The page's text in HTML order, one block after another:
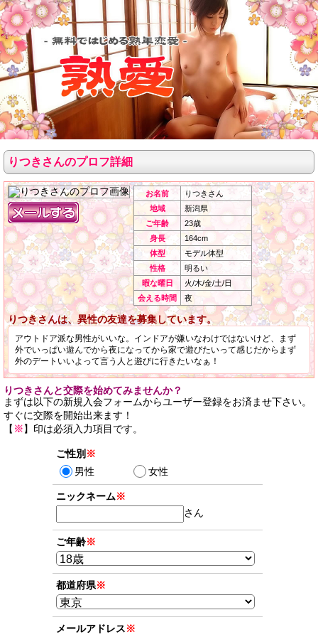
りつきさんのプロフ詳細
お名前
りつきさん
地域
新潟県
ご年齢
23歳
身長
164cm
体型
モデル体型
性格
明るい
暇な曜日
火/木/金/土/日
会える時間
夜
りつきさんは、異性の友達を募集しています。
アウトドア派な男性がいいな。インドアが嫌いなわけではないけど、まず
外でいっぱい遊んでから夜になってから家で遊びたいって感じだからまず
外のデートいいよって言う人と遊びに行きたいなぁ！
りつきさんと交際を始めてみませんか？
まずは以下の新規入会フォームからユーザー登録をお済ませ下さい。
すぐに交際を開始出来ます！
【 ※】印は必須入力項目です。